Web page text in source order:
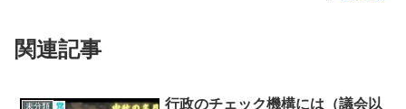
関連記事
未分類
行政のチェック機構には（議会以